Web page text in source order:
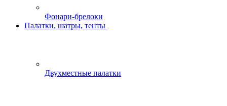
Фонари-брелоки
Палатки, шатры, тенты
Двухместные палатки